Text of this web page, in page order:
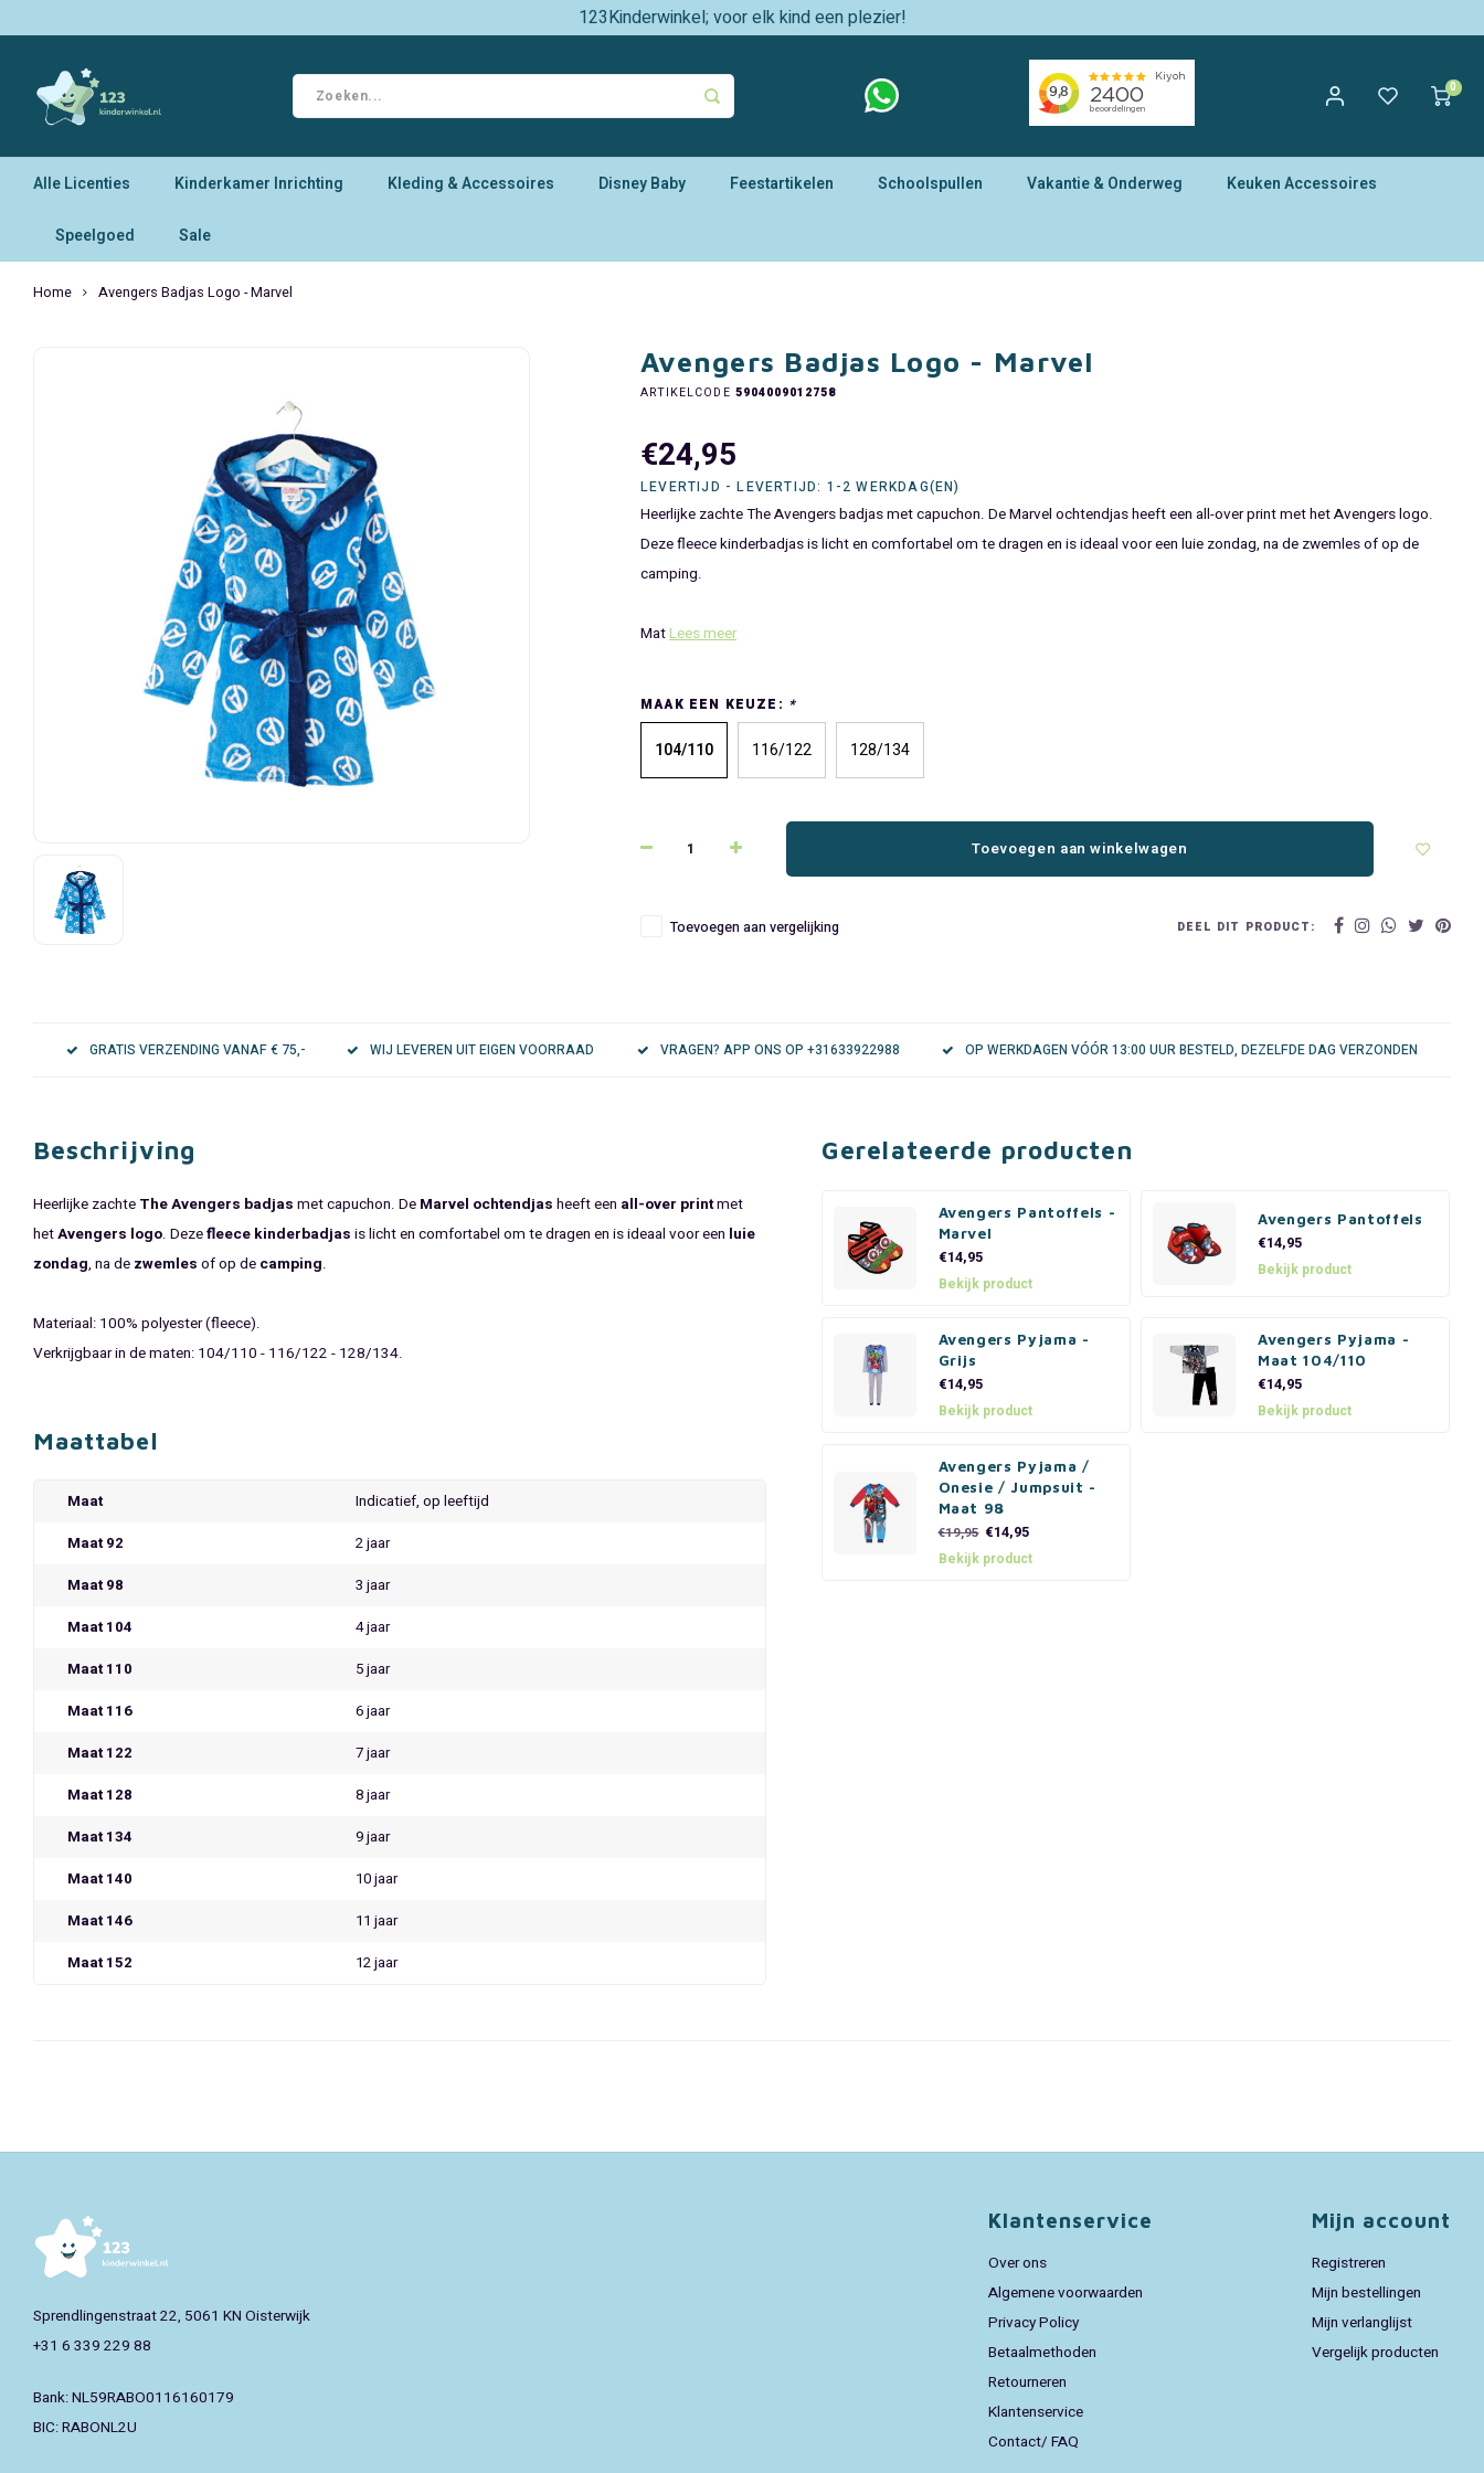
123Kinderwinkel; voor elk kind een plezier!
0
Alle Licenties Kinderkamer Inrichting Kleding & Accessoires Disney Baby Feestartikelen Schoolspullen Vakantie & Onderweg Keuken Accessoires
Speelgoed Sale
Home Avengers Badjas Logo - Marvel
Avengers Badjas Logo - Marvel
ARTIKELCODE 5904009012758
€24,95
LEVERTIJD - LEVERTIJD: 1-2 WERKDAG(EN)
Heerlijke zachte The Avengers badjas met capuchon. De Marvel ochtendjas heeft een all-over print met het Avengers logo.
Deze fleece kinderbadjas is licht en comfortabel om te dragen en is ideaal voor een luie zondag, na de zwemles of op de
camping.
MatLees meer
MAAK EEN KEUZE: *
104/110 116/122 128/134
Toevoegen aan winkelwagen
Toevoegen aan vergelijking DEEL DIT PRODUCT:
GRATIS VERZENDING VANAF € 75,- WIJ LEVEREN UIT EIGEN VOORRAAD VRAGEN? APP ONS OP +31633922988 OP WERKDAGEN VÓÓR 13:00 UUR BESTELD, DEZELFDE DAG VERZONDEN
Beschrijving
Heerlijke zachte The Avengers badjas met capuchon. De Marvel ochtendjas heeft een all-over printmet
hetAvengers logo. Dezefleece kinderbadjas is licht en comfortabel om te dragen en is ideaal voor een luie
zondag, na de zwemles of op de camping.
Materiaal: 100% polyester (fleece).
Verkrijgbaar in de maten: 104/110 - 116/122 - 128/134.
Maattabel
Maat
Indicatief, op leeftijd
Maat 92
2 jaar
Maat 98
3 jaar
Maat 104
4 jaar
Maat 110
5 jaar
Maat 116
6 jaar
Maat 122
7 jaar
Maat 128
8 jaar
Maat 134
9 jaar
Maat 140
10 jaar
Maat 146
11 jaar
Maat 152
12 jaar
Gerelateerde producten
Avengers Pantoffels -
Marvel
€14,95
Bekijk product
Avengers Pantoffels
€14,95
Bekijk product
Avengers Pyjama -
Grijs
€14,95
Bekijk product
Avengers Pyjama -
Maat 104/110
€14,95
Bekijk product
Avengers Pyjama /
Onesie / Jumpsuit -
Maat 98
€19,95 €14,95
Bekijk product
Sprendlingenstraat 22, 5061 KN Oisterwijk
+31 6 339 229 88
Bank: NL59RABO0116160179
BIC: RABONL2U
Klantenservice
Over ons
Algemene voorwaarden
Privacy Policy
Betaalmethoden
Retourneren
Klantenservice
Contact/ FAQ
Mijn account
Registreren
Mijn bestellingen
Mijn verlanglijst
Vergelijk producten